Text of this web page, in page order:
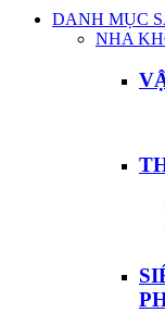
DANH MỤC
NHA